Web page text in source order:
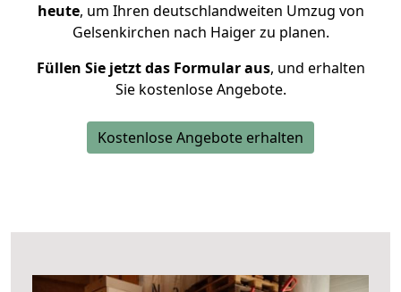
heute, um Ihren deutschlandweiten Umzug von
Gelsenkirchen nach Haiger zu planen.
Füllen Sie jetzt das Formular aus, und erhalten
Sie kostenlose Angebote.
Kostenlose Angebote erhalten